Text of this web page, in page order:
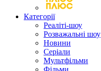
Категорії
Реаліті-шоу
Розважальні шоу
Новини
Серіали
Мультфільми
Фільми